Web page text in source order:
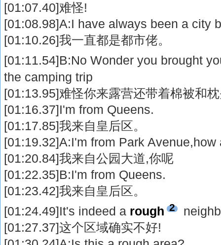
[01:07.40]难怪!
[01:08.98]A:I have always been a city
[01:10.26]我一直都是都市佬。
[01:11.54]B:No Wonder you brought
the camping trip
[01:13.95]难怪你来露营还带着棉被和
[01:16.37]I'm from Queens.
[01:17.85]我来自皇后区。
[01:19.32]A:I'm from Park Avenue,how
[01:20.84]我来自公园大道,你呢
[01:22.35]B:I'm from Queens.
[01:23.42]我来自皇后区。
[01:24.49]It's indeed a rough 2
[01:27.37]这个区域确实不好!